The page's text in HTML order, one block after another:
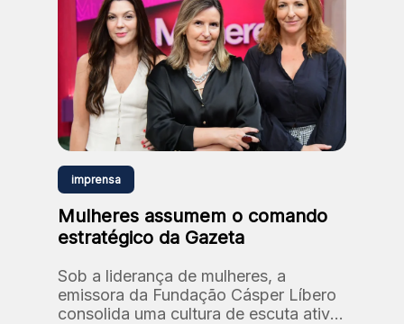
imprensa
Mulheres assumem o comando
estratégico da Gazeta
Sob a liderança de mulheres, a
emissora da Fundação Cásper Líbero
consolida uma cultura de escuta ativa